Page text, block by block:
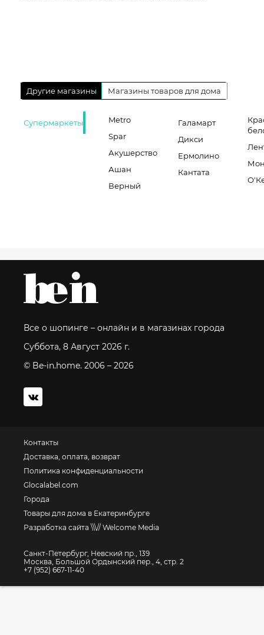
Другие магазины Магазины товаров для дома
Супермаркеты
Metro
Spar
Акушерство
Ашан
Верный
Галамарт
Дикси
Ермолино
Кантата
Все о шопинге – онлайн и в магазинах города
Суббота, 8 Август 2026 г.
© Be-in.home. 2006 – 2026
Контакты
Доставка, оплата, возврат
Политика конфиденциальности
Glocalabel.com
Города
Товары для дома в Екатеринбурге
Разработка сайта \\\// Welcome Media
Санкт-Петербург, Невский пр., 139
Москва, Большой Ордынский пер., 4, стр. 2
+7 (952) 667-11-40